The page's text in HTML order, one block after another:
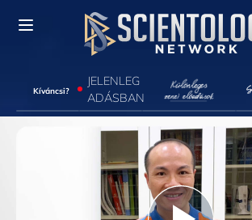
Kíváncsi?
JELENLEG
ADÁSBAN